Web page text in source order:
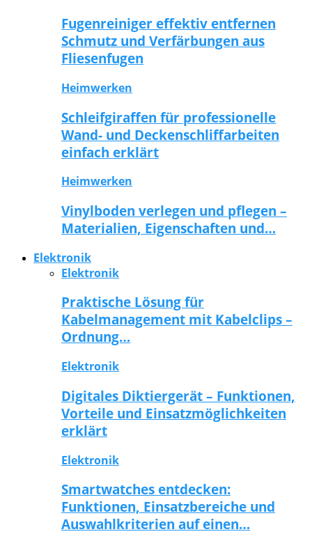
Fugenreiniger effektiv entfernen
Schmutz und Verfärbungen aus
Fliesenfugen
Heimwerken
Schleifgiraffen für professionelle
Wand- und Deckenschliffarbeiten
einfach erklärt
Heimwerken
Vinylboden verlegen und pflegen –
Materialien, Eigenschaften und…
Elektronik
Elektronik
Praktische Lösung für
Kabelmanagement mit Kabelclips –
Ordnung…
Elektronik
Digitales Diktiergerät – Funktionen,
Vorteile und Einsatzmöglichkeiten
erklärt
Elektronik
Smartwatches entdecken:
Funktionen, Einsatzbereiche und
Auswahlkriterien auf einen…